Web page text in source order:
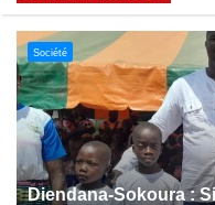
Culture
Dabakala:Le festival